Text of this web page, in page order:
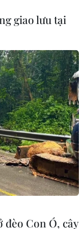
giao lưu tại
đèo Con Ó, cây